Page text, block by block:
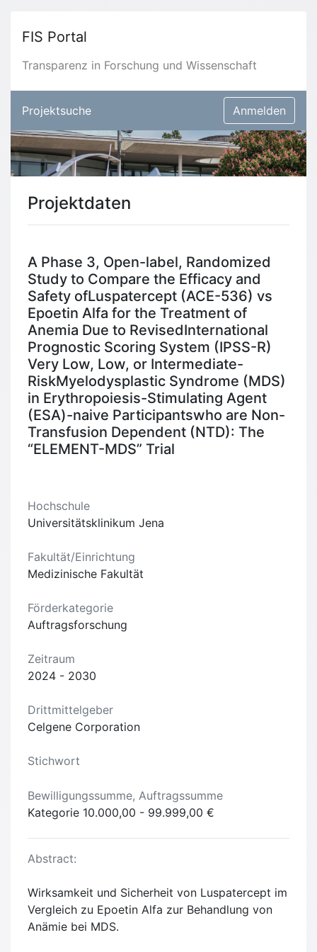
FIS Portal
Transparenz in Forschung und Wissenschaft
Projektsuche Anmelden
Projektdaten
A Phase 3, Open-label, Randomized
Study to Compare the Efficacy and
Safety ofLuspatercept (ACE-536) vs
Epoetin Alfa for the Treatment of
Anemia Due to RevisedInternational
Prognostic Scoring System (IPSS-R)
Very Low, Low, or Intermediate-
RiskMyelodysplastic Syndrome (MDS)
in Erythropoiesis-Stimulating Agent
(ESA)-naive Participantswho are Non-
Transfusion Dependent (NTD): The
“ELEMENT-MDS” Trial
Hochschule
Universitätsklinikum Jena
Fakultät/Einrichtung
Medizinische Fakultät
Förderkategorie
Auftragsforschung
Zeitraum
2024 - 2030
Drittmittelgeber
Celgene Corporation
Stichwort
Bewilligungssumme, Auftragssumme
Kategorie 10.000,00 - 99.999,00 €
Abstract:
Wirksamkeit und Sicherheit von Luspatercept im
Vergleich zu Epoetin Alfa zur Behandlung von
Anämie bei MDS.